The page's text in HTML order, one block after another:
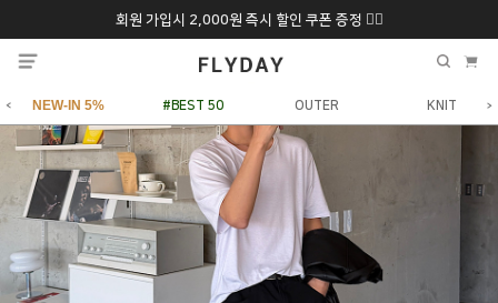
회원 가입시 2,000원 즉시 할인 쿠폰 증정 ❤️‍🔥
추석 특별 할인 10~20% 9/6 화 ~ 9/12월
NEW-IN 5% #BEST 50 OUTER KNIT